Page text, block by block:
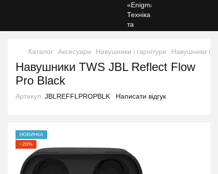
Каталог Аксесуари Навушники і гарнітури Навушники і
Навушники TWS JBL Reflect Flow
Pro Black
Артикул: JBLREFFLPROPBLK Написати відгук
НОВИНКА
−20%